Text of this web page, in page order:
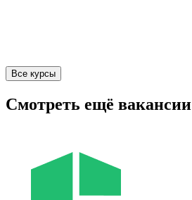
Все курсы
Смотреть ещё вакансии